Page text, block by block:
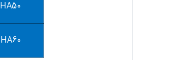
HA50
HA60